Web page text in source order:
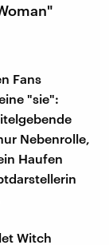
Fans
"sie":
Nebenrolle,
Haufen
Witch